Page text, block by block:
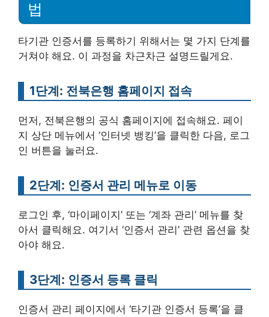
법
타기관 인증서를 등록하기 위해서는 몇 가지 단계를
거쳐야 해요. 이 과정을 차근차근 설명드릴게요.
1단계: 전북은행 홈페이지 접속
먼저, 전북은행의 공식 홈페이지에 접속해요. 페이
지 상단 메뉴에서 ‘인터넷 뱅킹’을 클릭한 다음, 로그
인 버튼을 눌러요.
2단계: 인증서 관리 메뉴로 이동
로그인 후, ‘마이페이지’ 또는 ‘계좌 관리’ 메뉴를 찾
아서 클릭해요. 여기서 ‘인증서 관리’ 관련 옵션을 찾
아야 해요.
3단계: 인증서 등록 클릭
인증서 관리 페이지에서 ‘타기관 인증서 등록’을 클